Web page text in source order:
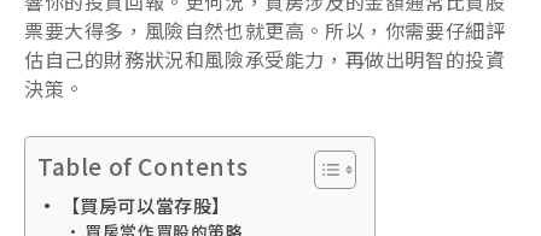
票要大得多，風險自然也就更高。所以，你需要仔細評
估自己的財務狀況和風險承受能力，再做出明智的投資
決策。
Table of Contents
【買房可以當存股】
買房當作買股的策略